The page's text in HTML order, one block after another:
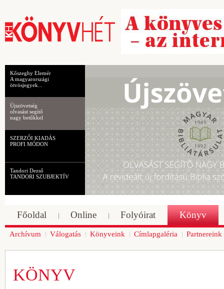
Kőszeghy Elemér
A magyarországi
ötvösjegyek...
Újszövetség
olvasást segítő
nagy betűkkel
SZERZŐI KIADÁS
PROFI MÓDON
Tandori Dezső
TANDORI SZUBJEKTÍV
Főoldal Online Folyóirat Könyv
Archívum Válogatás Könyveink Címlapgaléria Partnereink
KÖNYV